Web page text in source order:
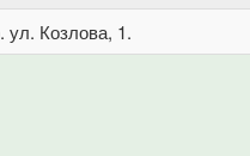
ул. Козлова, 1.